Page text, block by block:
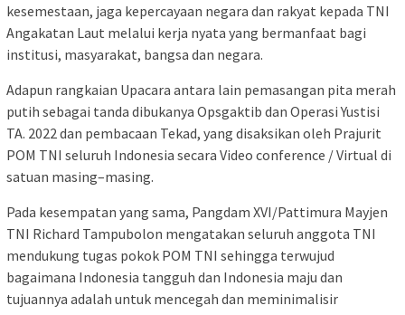
kesemestaan, jaga kepercayaan negara dan rakyat kepada TNI
Angakatan Laut melalui kerja nyata yang bermanfaat bagi
institusi, masyarakat, bangsa dan negara.
Adapun rangkaian Upacara antara lain pemasangan pita merah
putih sebagai tanda dibukanya Opsgaktib dan Operasi Yustisi
TA. 2022 dan pembacaan Tekad, yang disaksikan oleh Prajurit
POM TNI seluruh Indonesia secara Video conference / Virtual di
satuan masing–masing.
Pada kesempatan yang sama, Pangdam XVI/Pattimura Mayjen
TNI Richard Tampubolon mengatakan seluruh anggota TNI
mendukung tugas pokok POM TNI sehingga terwujud
bagaimana Indonesia tangguh dan Indonesia maju dan
tujuannya adalah untuk mencegah dan meminimalisir